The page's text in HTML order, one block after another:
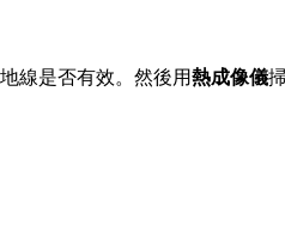
線是否有效。然後用熱成像儀